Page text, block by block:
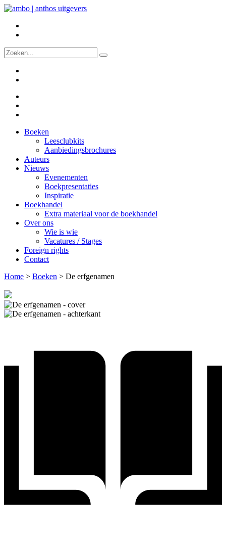
Boeken
Leesclubkits
Aanbiedingsbrochures
Auteurs
Nieuws
Evenementen
Boekpresentaties
Inspiratie
Boekhandel
Extra materiaal voor de boekhandel
Over ons
Wie is wie
Vacatures / Stages
Foreign rights
Contact
Home > Boeken > De erfgenamen